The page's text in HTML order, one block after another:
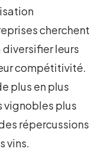
cherchent
leurs
compétitivité.
plus en plus
plus
répercussions
vins.